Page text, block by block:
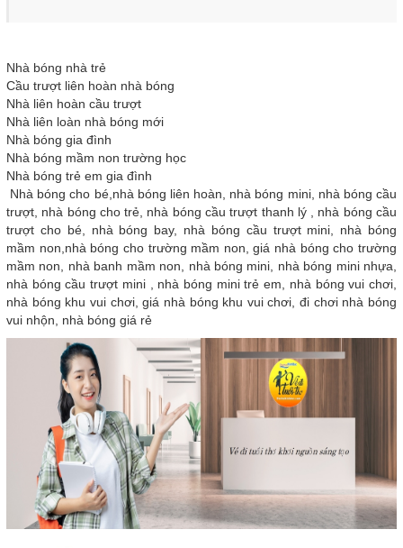
Nhà bóng nhà trẻ
Cầu trượt liên hoàn nhà bóng
Nhà liên hoàn cầu trượt
Nhà liên loàn nhà bóng mới
Nhà bóng gia đình
Nhà bóng mầm non trường học
Nhà bóng trẻ em gia đình
Nhà bóng cho bé,nhà bóng liên hoàn, nhà bóng mini, nhà bóng cầu
trượt, nhà bóng cho trẻ, nhà bóng cầu trượt thanh lý , nhà bóng cầu
trượt cho bé, nhà bóng bay, nhà bóng cầu trượt mini, nhà bóng
mầm non,nhà bóng cho trường mầm non, giá nhà bóng cho trường
mầm non, nhà banh mầm non, nhà bóng mini, nhà bóng mini nhựa,
nhà bóng cầu trượt mini , nhà bóng mini trẻ em, nhà bóng vui chơi,
nhà bóng khu vui chơi, giá nhà bóng khu vui chơi, đi chơi nhà bóng
vui nhộn, nhà bóng giá rẻ